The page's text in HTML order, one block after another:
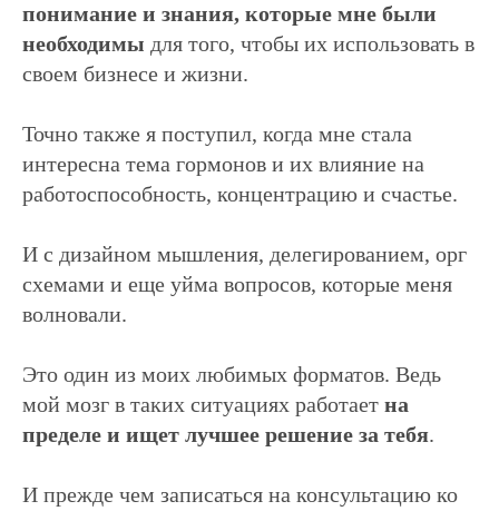
понимание и знания, которые мне были
необходимы для того, чтобы их использовать в
своем бизнесе и жизни.
Точно также я поступил, когда мне стала
интересна тема гормонов и их влияние на
работоспособность, концентрацию и счастье.
И с дизайном мышления, делегированием, орг
схемами и еще уйма вопросов, которые меня
волновали.
Это один из моих любимых форматов. Ведь
мой мозг в таких ситуациях работает на
пределе и ищет лучшее решение за тебя.
И прежде чем записаться на консультацию ко